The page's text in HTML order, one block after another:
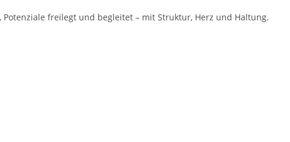
freilegt und begleitet – mit Struktur, Herz und Haltung.